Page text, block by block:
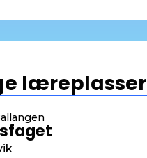
læreplasser